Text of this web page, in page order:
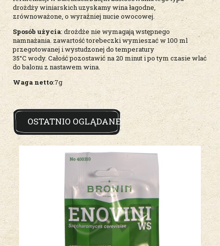
drożdży winiarskich uzyskamy wina łagodne,
zrównoważone, o wyraźniej nucie owocowej.
Sposób użycia: drożdże nie wymagają wstępnego
namnażania. zawartość torebeczki wymieszać w 100 ml
przegotowanej i wystudzonej do temperatury
35°C wody. Całość pozostawić na 20 minut i po tym czasie wlać
do balonu z nastawem wina.
Waga netto:7g
OSTATNIO OGLĄDANE